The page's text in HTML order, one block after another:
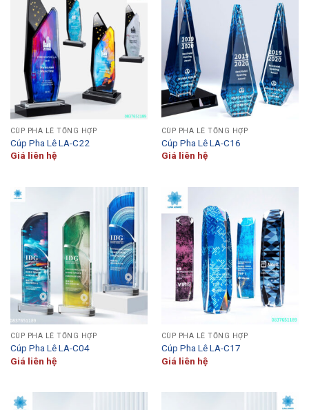
CÚP PHA LÊ TỔNG HỢP
Cúp Pha Lê LA-C22
Giá liên hệ
CÚP PHA LÊ TỔNG HỢP
Cúp Pha Lê LA-C16
Giá liên hệ
CÚP PHA LÊ TỔNG HỢP
Cúp Pha Lê LA-C04
Giá liên hệ
CÚP PHA LÊ TỔNG HỢP
Cúp Pha Lê LA-C17
Giá liên hệ